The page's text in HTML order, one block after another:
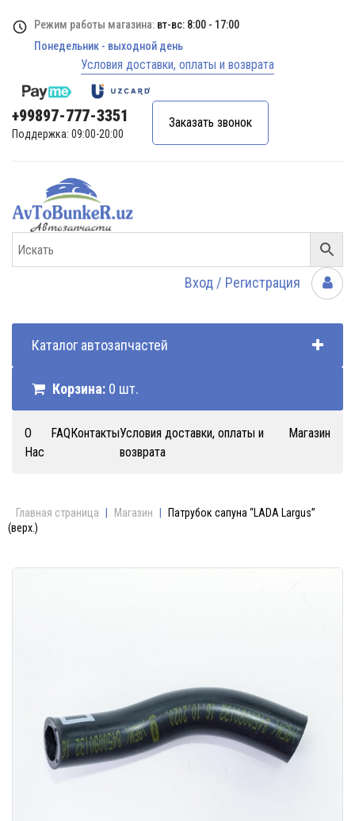
Режим работы магазина: вт-вс: 8:00 - 17:00
Понедельник - выходной день
Условия доставки, оплаты и возврата
+99897-777-3351
Поддержка: 09:00-20:00
Заказать звонок
Вход / Регистрация
Каталог автозапчастей
Корзина: 0 шт.
О
Нас
FAQКонтактыУсловия доставки, оплаты и
возврата
Магазин
Главная страница Магазин
Патрубок сапуна “LADA Largus”
(верх.)